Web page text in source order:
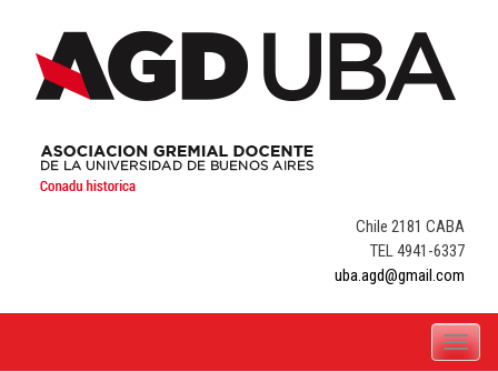
content
Chile 2181 CABA
TEL 4941-6337
uba.agd@gmail.com
Toggle